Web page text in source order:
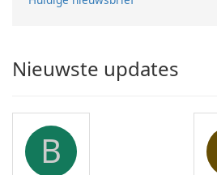
Nieuwste updates
B